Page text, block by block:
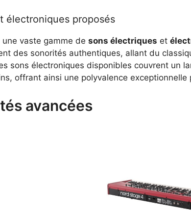
électroniques proposés
vaste gamme de sons électriques et
des sonorités authentiques, allant du
sons électroniques disponibles couvrent un
offrant ainsi une polyvalence
avancées